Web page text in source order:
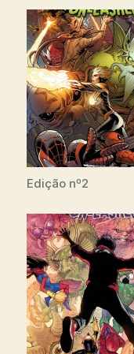
Edição nº2